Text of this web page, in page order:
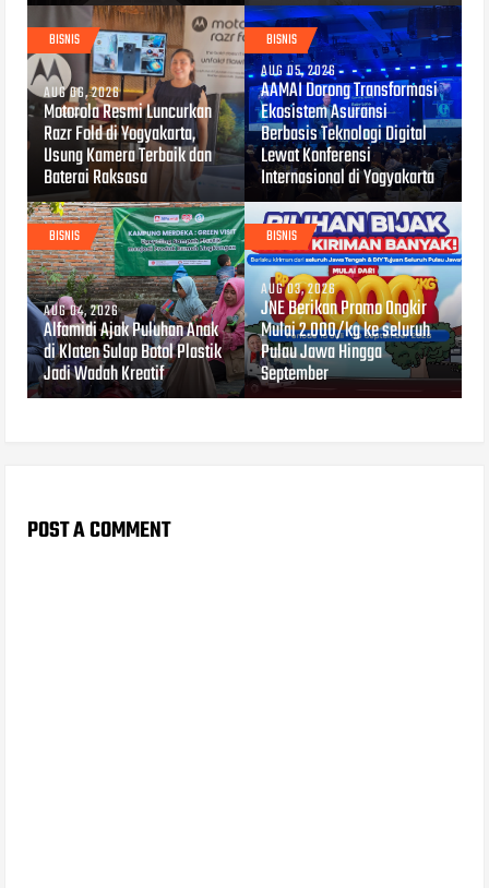
BISNIS
AUG 06, 2026
Motorola Resmi Luncurkan
Razr Fold di Yogyakarta,
Usung Kamera Terbaik dan
Baterai Raksasa
BISNIS
AUG 05, 2026
AAMAI Dorong Transformasi
Ekosistem Asuransi
Berbasis Teknologi Digital
Lewat Konferensi
Internasional di Yogyakarta
BISNIS
AUG 04, 2026
Alfamidi Ajak Puluhan Anak
di Klaten Sulap Botol Plastik
Jadi Wadah Kreatif
BISNIS
AUG 03, 2026
JNE Berikan Promo Ongkir
Mulai 2.000/kg ke seluruh
Pulau Jawa Hingga
September
POST A COMMENT